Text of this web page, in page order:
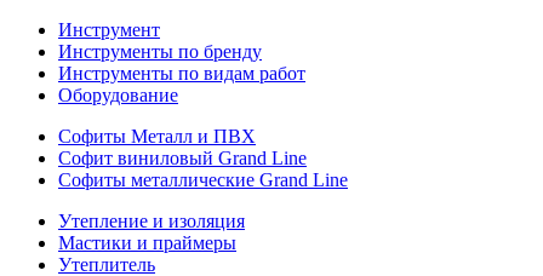
Инструмент
Инструменты по бренду
Инструменты по видам работ
Оборудование
Софиты Металл и ПВХ
Софит виниловый Grand Line
Софиты металлические Grand Line
Утепление и изоляция
Мастики и праймеры
Утеплитель